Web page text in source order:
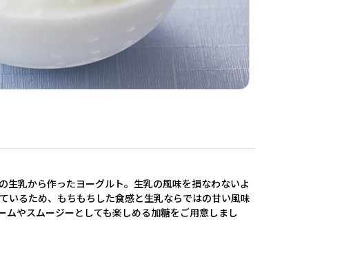
生乳から作ったヨーグルト。生乳の風味を損なわないよ
いるため、もちもちした食感と生乳ならではの甘い風味
やスムージーとしても楽しめる加糖をご用意しまし